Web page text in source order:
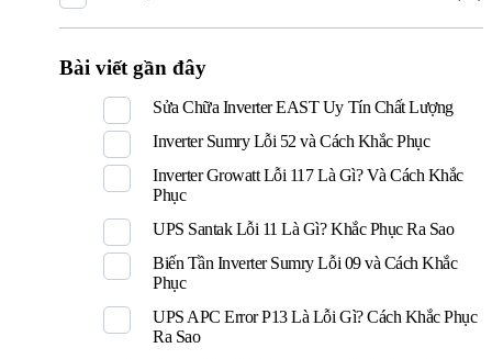
Bài viết gần đây
Sửa Chữa Inverter EAST Uy Tín Chất Lượng
Inverter Sumry Lỗi 52 và Cách Khắc Phục
Inverter Growatt Lỗi 117 Là Gì? Và Cách Khắc
Phục
UPS Santak Lỗi 11 Là Gì? Khắc Phục Ra Sao
Biến Tần Inverter Sumry Lỗi 09 và Cách Khắc
Phục
UPS APC Error P13 Là Lỗi Gì? Cách Khắc Phục
Ra Sao